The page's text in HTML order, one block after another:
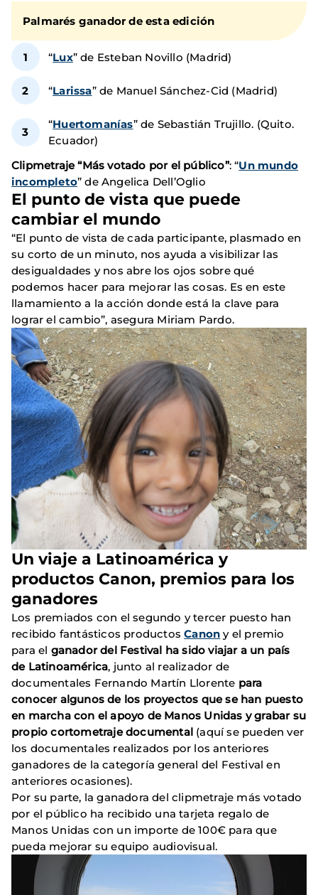
Palmarés ganador de esta edición
“Lux” de Esteban Novillo (Madrid)
“Larissa” de Manuel Sánchez-Cid (Madrid)
“Huertomanías” de Sebastián Trujillo. (Quito.
Ecuador)
Clipmetraje “Más votado por el público”: “Un mundo
incompleto” de Angelica Dell’Oglio
El punto de vista que puede
cambiar el mundo
“El punto de vista de cada participante, plasmado en
su corto de un minuto, nos ayuda a visibilizar las
desigualdades y nos abre los ojos sobre qué
podemos hacer para mejorar las cosas. Es en este
llamamiento a la acción donde está la clave para
lograr el cambio”, asegura Miriam Pardo.
Un viaje a Latinoamérica y
productos Canon, premios para los
ganadores
Los premiados con el segundo y tercer puesto han
recibido fantásticos productosCanon y el premio
para el ganador del Festival ha sido viajar a un país
de Latinoamérica, junto al realizador de
documentales Fernando Martín Llorente para
conocer algunos de los proyectos que se han puesto
en marcha con el apoyo de Manos Unidas y grabar su
propio cortometraje documental (aquí se pueden ver
los documentales realizados por los anteriores
ganadores de la categoría general del Festival en
anteriores ocasiones).
Por su parte, la ganadora del clipmetraje más votado
por el público ha recibido una tarjeta regalo de
Manos Unidas con un importe de 100€ para que
pueda mejorar su equipo audiovisual.